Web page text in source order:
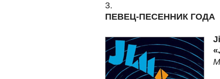
3.
ПЕВЕЦ-ПЕСЕННИК ГОДА